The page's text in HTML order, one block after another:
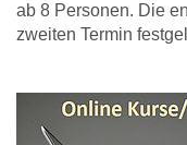
ab 8 Personen. Die
zweiten Termin